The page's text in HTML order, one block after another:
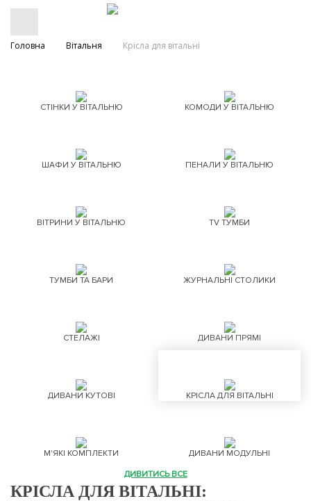
Головна Вітальня Крісла для вітальні
СТІНКИ У ВІТАЛЬНЮ КОМОДИ У ВІТАЛЬНЮ
ШАФИ У ВІТАЛЬНЮ ПЕНАЛИ У ВІТАЛЬНЮ
ВІТРИНИ У ВІТАЛЬНЮ TV ТУМБИ
ТУМБИ ТА БАРИ ЖУРНАЛЬНІ СТОЛИКИ
СТЕЛАЖІ ДИВАНИ ПРЯМІ
ДИВАНИ КУТОВІ КРІСЛА ДЛЯ ВІТАЛЬНІ
М'ЯКІ КОМПЛЕКТИ
ДИВАНИ МОДУЛЬНІ
ДИВИТИСЬ ВСЕ
КРІСЛА ДЛЯ ВІТАЛЬНІ: